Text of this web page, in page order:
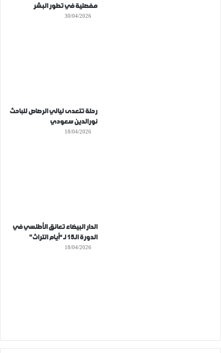
مفصلية في تطور البشر
30/04/2026
رحلة تتعدى ليالي الرصاص للباحث
نورالدين سعودي
18/04/2026
الدار البيضاء تعانق الأطلسي في
الدورة الـ15 لـ “أيام التراث”
18/04/2026